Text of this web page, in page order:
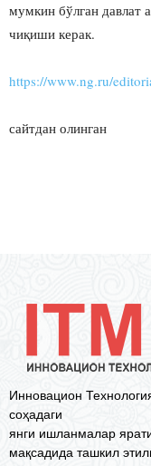
мумкин бўлган давлат
чиқиши керак.
https://www.ng.ru/
сайтдан олинган
Инновацион
соҳадаги
янги ишланмалар
мақсадида ташкил